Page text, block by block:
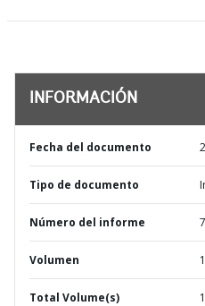
INFORMACIÓN
Fecha del documento
Tipo de documento
Número del informe
Volumen 1
Total Volume(s) 1